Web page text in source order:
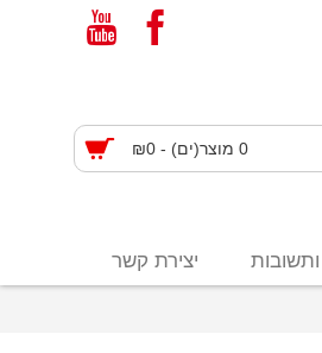
0 מוצר(ים) - ₪0
יצירת קשר